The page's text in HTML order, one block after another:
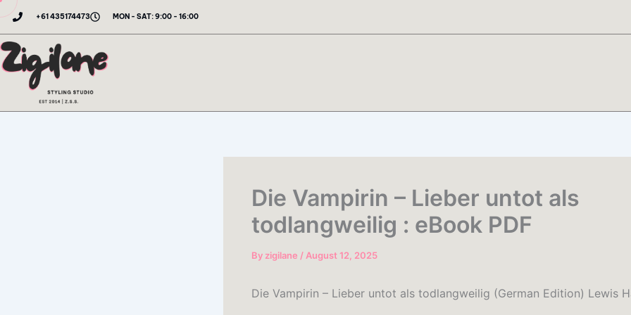
Skip
content
+61 435174473 MON - SAT: 9:00 - 16:00
Die Vampirin – Lieber untot als
todlangweilig : eBook PDF
By zigilane / August 12, 2025
Die Vampirin – Lieber untot als todlangweilig (German Edition) Lewis